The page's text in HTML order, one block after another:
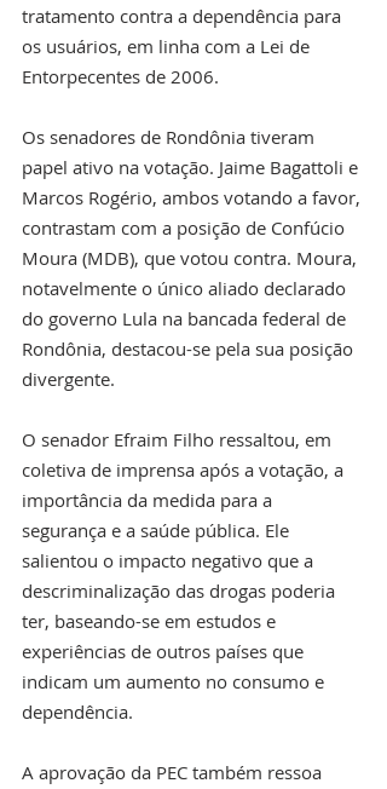
tratamento contra a dependência para
os usuários, em linha com a Lei de
Entorpecentes de 2006.
Os senadores de Rondônia tiveram
papel ativo na votação. Jaime Bagattoli e
Marcos Rogério, ambos votando a favor,
contrastam com a posição de Confúcio
Moura (MDB), que votou contra. Moura,
notavelmente o único aliado declarado
do governo Lula na bancada federal de
Rondônia, destacou-se pela sua posição
divergente.
O senador Efraim Filho ressaltou, em
coletiva de imprensa após a votação, a
importância da medida para a
segurança e a saúde pública. Ele
salientou o impacto negativo que a
descriminalização das drogas poderia
ter, baseando-se em estudos e
experiências de outros países que
indicam um aumento no consumo e
dependência.
A aprovação da PEC também ressoa